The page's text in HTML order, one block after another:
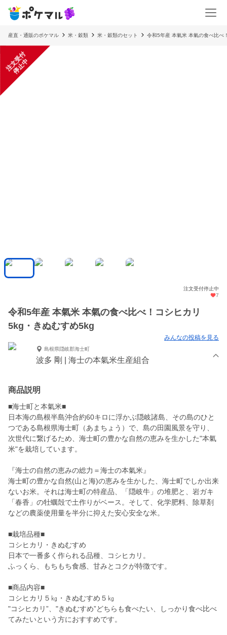
産直・通販のポケマル 米・穀類 米・穀類のセット 令和5年産 本氣米 本氣の食べ比べ
注
文
受
付
停
止
中
注文受付停止中
7
令和5年産 本氣米 本氣の食べ比べ！コシヒカリ
5kg・きぬむすめ5kg
みんなの投稿を見る
島根県隠岐郡海士町
波多 剛 | 海士の本氣米生産組合
商品説明
■海士町と本氣米■
日本海の島根半島沖合約60キロに浮かぶ隠岐諸島、その島のひと
つである島根県海士町（あまちょう）で、島の田園風景を守り、
次世代に繋げるため、海士町の豊かな自然の恵みを生かした"本氣
米"を栽培しています。
『海士の自然の恵みの総力＝海士の本氣米』
海士町の豊かな自然(山と海)の恵みを生かした、海士町でしか出来
ないお米。それは海士町の特産品、「隠岐牛」の堆肥と、岩ガキ
「春香」の牡蠣殻で土作りがベース。そして、化学肥料、除草剤
などの農薬使用量を半分に抑えた安心安全な米。
■栽培品種■
コシヒカリ・きぬむすめ
日本で一番多く作られる品種、コシヒカリ。
ふっくら、もちもち食感、甘みとコクが特徴です。
■商品内容■
コシヒカリ５㎏・きぬむすめ５㎏
"コシヒカリ”、"きぬむすめ”どちらも食べたい、しっかり食べ比べ
てみたいという方におすすめです。